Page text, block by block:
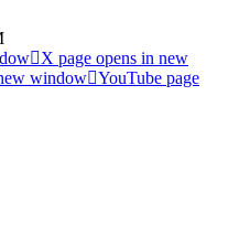
X page opens in new
window YouTube page